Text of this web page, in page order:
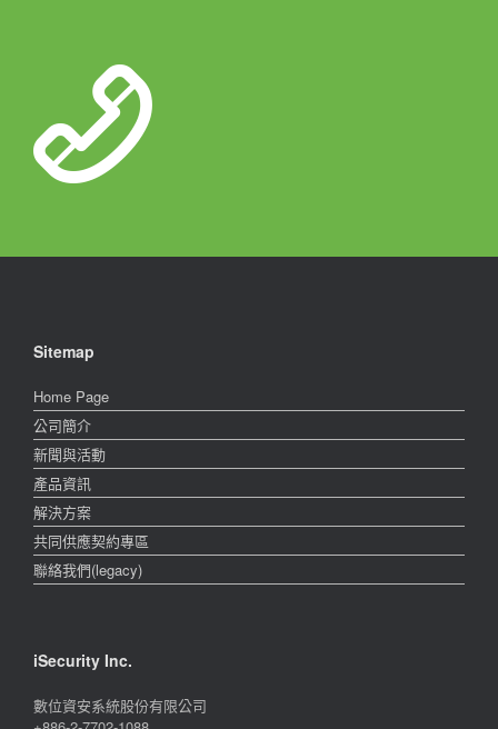
Sitemap
Home Page
公司簡介
新聞與活動
產品資訊
解決方案
共同供應契約專區
聯絡我們(legacy)
iSecurity Inc.
數位資安系統股份有限公司